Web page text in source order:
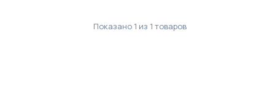
Показано 1 из 1 товаров